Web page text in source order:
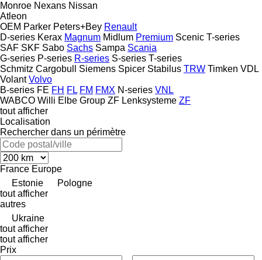
Monroe Nexans Nissan
Atleon
OEM Parker Peters+Bey Renault
D-series Kerax Magnum Midlum Premium Scenic T-series
SAF SKF Sabo Sachs Sampa Scania
G-series P-series R-series S-series T-series
Schmitz Cargobull
Siemens Spicer Stabilus TRW Timken VDL
Volant Volvo
B-series FE FH FL FM FMX N-series VNL
WABCO Willi Elbe Group ZF Lenksysteme ZF
tout afficher
Localisation
Rechercher dans un périmètre
France Europe
Estonie
Pologne
tout afficher
autres
Ukraine
tout afficher
tout afficher
Prix